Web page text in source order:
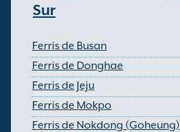
Sur
Ferris de Busan
Ferris de Donghae
Ferris de Jeju
Ferris de Mokpo
Ferris de Nokdong (Goheung)